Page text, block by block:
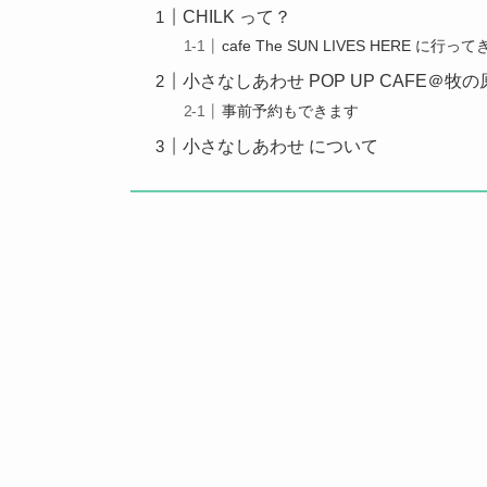
CHILK って？
cafe The SUN LIVES HERE に行って
小さなしあわせ POP UP CAFE＠牧の
事前予約もできます
小さなしあわせ について